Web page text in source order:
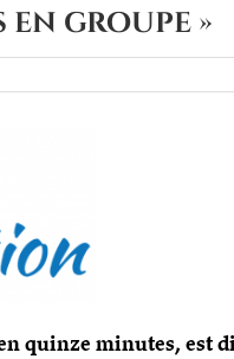
en groupe »
quinze minutes, est